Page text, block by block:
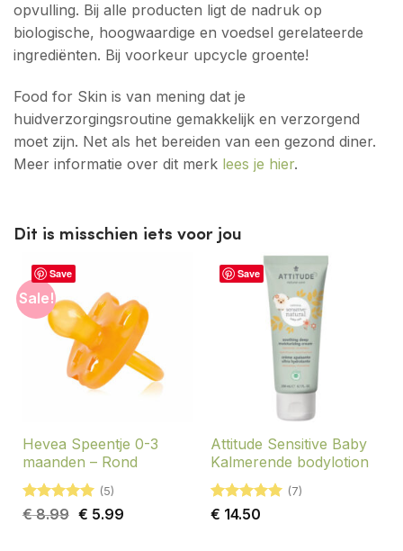
opvulling. Bij alle producten ligt de nadruk op
biologische, hoogwaardige en voedsel gerelateerde
ingrediënten. Bij voorkeur upcycle groente!
Food for Skin is van mening dat je
huidverzorgingsroutine gemakkelijk en verzorgend
moet zijn. Net als het bereiden van een gezond diner.
Meer informatie over dit merk lees je hier.
Dit is misschien iets voor jou
Save
Sale!
Hevea Speentje 0-3
maanden – Rond
Gewaardeerd
(5)
€8.99 Oorspronkelijke
€ 5.99Huidige
Save
Attitude Sensitive Baby
Kalmerende bodylotion
Gewaardeerd
(7)
€ 14.50